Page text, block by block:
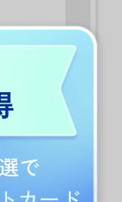
に一致す
を検索し
が一覧表
で